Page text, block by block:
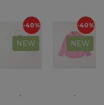
-40%
NEW
-40%
NEW